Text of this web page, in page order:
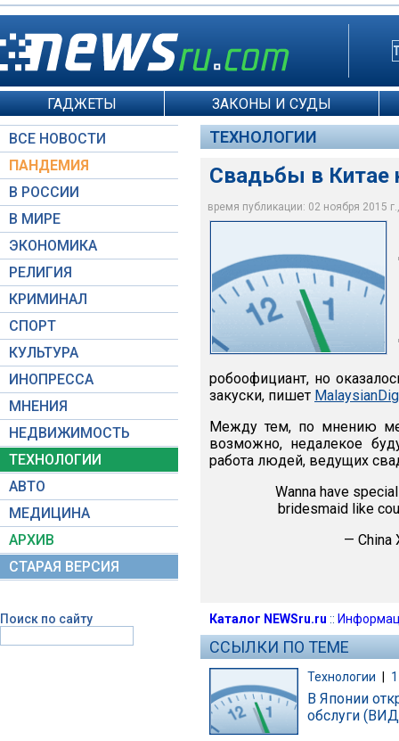
ГАДЖЕТЫ ЗАКОНЫ И СУДЫ
ВСЕ НОВОСТИ
ПАНДЕМИЯ
В РОССИИ
В МИРЕ
ЭКОНОМИКА
РЕЛИГИЯ
КРИМИНАЛ
СПОРТ
КУЛЬТУРА
ИНОПРЕССА
МНЕНИЯ
НЕДВИЖИМОСТЬ
ТЕХНОЛОГИИ
АВТО
МЕДИЦИНА
АРХИВ
СТАРАЯ ВЕРСИЯ
Поиск по сайту
ТЕХНОЛОГИИ
Свадьбы в Китае
время публикации: 02 ноября 2015
робоофициант, но
закуски, пишет
Между тем, по мнению
возможно, недалекое
работа людей, ведущих
Wanna have
bridesmaid like
— China
Каталог NEWSru.ru ::
ССЫЛКИ ПО ТЕМЕ
Технологии
В Японии
обслуги